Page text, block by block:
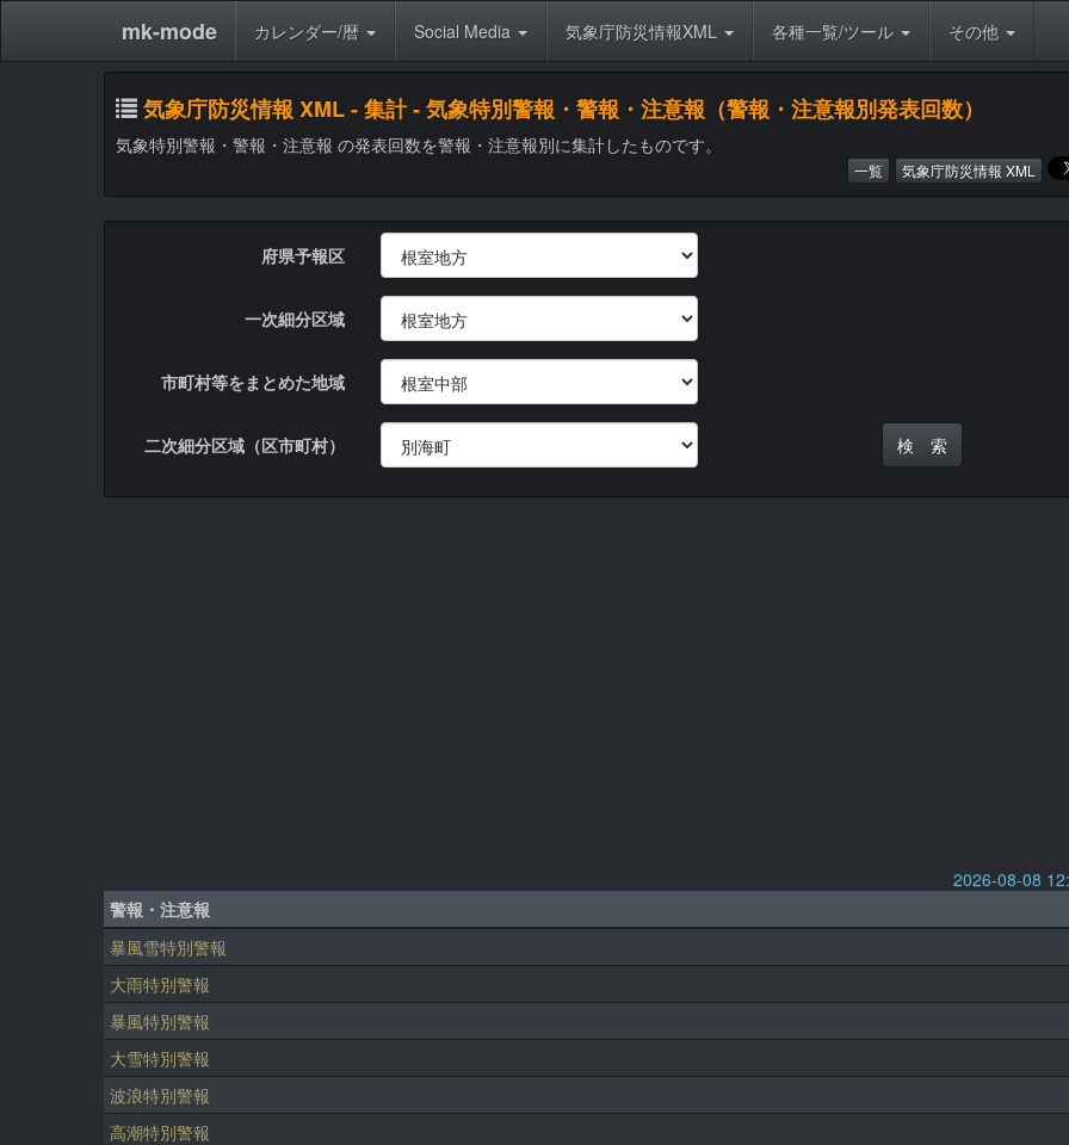
mk-mode カレンダー/暦 Social Media 気象庁防災情報XML 各種一覧/ツール その他
気象庁防災情報 XML - 集計 - 気象特別警報・警報・注意報（警報・注意報別発表回数）
気象特別警報・警報・注意報 の発表回数を警報・注意報別に集計したものです。
一覧 気象庁防災情報 XML
府県予報区
一次細分区域
市町村等をまとめた地域
二次細分区域（区市町村）
2026-08-08
警報・注意報
暴風雪特別警報
大雨特別警報
暴風特別警報
大雪特別警報
波浪特別警報
高潮特別警報